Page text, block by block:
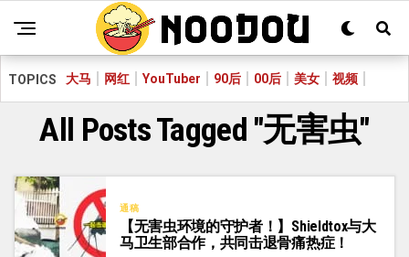
TOPICS 大马 网红 YouTuber 90后 00后 美女 视频
All Posts Tagged "无害虫"
通稿
【无害虫环境的守护者！】Shieldtox与大
马卫生部合作，共同击退骨痛热症！